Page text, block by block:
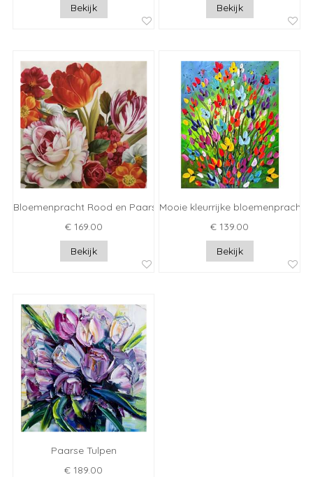
Bekijk
Bekijk
Bloemenpracht Rood en Paars
€ 169.00
Bekijk
Mooie kleurrijke bloemenpracht
€ 139.00
Bekijk
Paarse Tulpen
€ 189.00